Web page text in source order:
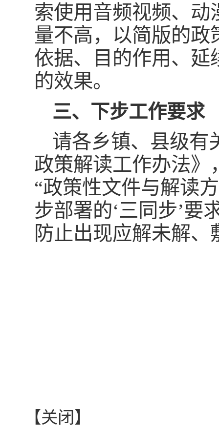
索使用音频视频、
量不高，以简版的
依据、目的作用、延
的效果。
三、下步工作要求
请各乡镇、县级有
政策解读工作办法》
“政策性文件与解读
步部署的‘三同步’要
防止出现应解未解
【关闭】